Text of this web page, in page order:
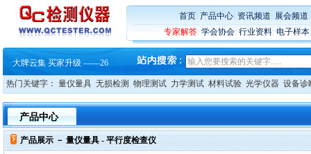
首页: 产品中心: 资讯频道: 展会频道
专家解答: 学会协会: 行业资料: 电子样本
铸就AI服务器质量动脉 – 高
铸就AI服务器质量动脉 – 高
ZEISS BOSELLO ADR 让内部缺
·蔡司和亿纬锂能达成战略合作
·大牌云集 买家升级 ——26
·蔡司软件 | 高效变形分析能
·铸就AI服务器质量动脉 – 高
ZEISS BOSELLO ADR 让内部缺
·蔡司和亿纬锂能达成战略合作
·大牌云集 买家升级 ——26
热门关键字： 量仪量具 无损检测 物理测试 力学测试 材料试验 光学仪器 设备诊
产品中心
产品展示 － 量仪量具- 平行度检查仪